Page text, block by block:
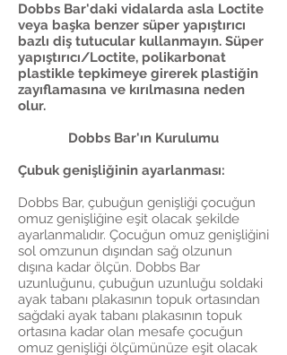
Dobbs Bar'daki vidalarda asla Loctite
veya başka benzer süper yapıştırıcı
bazlı diş tutucular kullanmayın. Süper
yapıştırıcı/Loctite, polikarbonat
plastikle tepkimeye girerek plastiğin
zayıflamasına ve kırılmasına neden
olur.
Dobbs Bar'ın Kurulumu
Çubuk genişliğinin ayarlanması:
Dobbs Bar, çubuğun genişliği çocuğun
omuz genişliğine eşit olacak şekilde
ayarlanmalıdır. Çocuğun omuz genişliğini
sol omzunun dışından sağ olzunun
dışına kadar ölçün. Dobbs Bar
uzunluğunu, çubuğun uzunluğu soldaki
ayak tabanı plakasının topuk ortasından
sağdaki ayak tabanı plakasının topuk
ortasına kadar olan mesafe çocuğun
omuz genişliği ölçümünüze eşit olacak